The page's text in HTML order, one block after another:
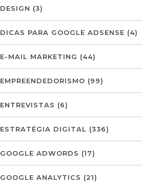
DESIGN (3)
DICAS PARA GOOGLE ADSENSE (4)
E-MAIL MARKETING (44)
EMPREENDEDORISMO (99)
ENTREVISTAS (6)
ESTRATÉGIA DIGITAL (336)
GOOGLE ADWORDS (17)
GOOGLE ANALYTICS (21)